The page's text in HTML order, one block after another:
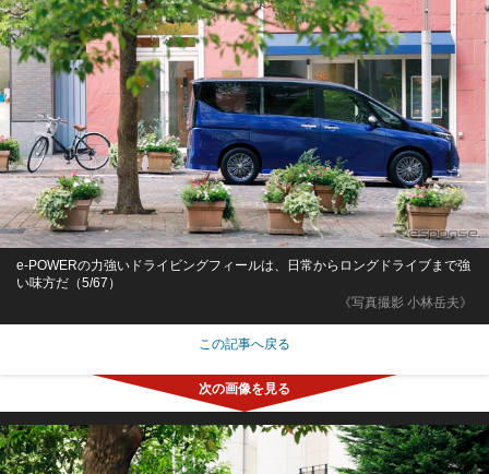
《写真撮影 小林岳夫》
e-POWERの力強いドライビングフィールは、日常からロングドライブまで強
い味方だ（5/67）
この記事へ戻る